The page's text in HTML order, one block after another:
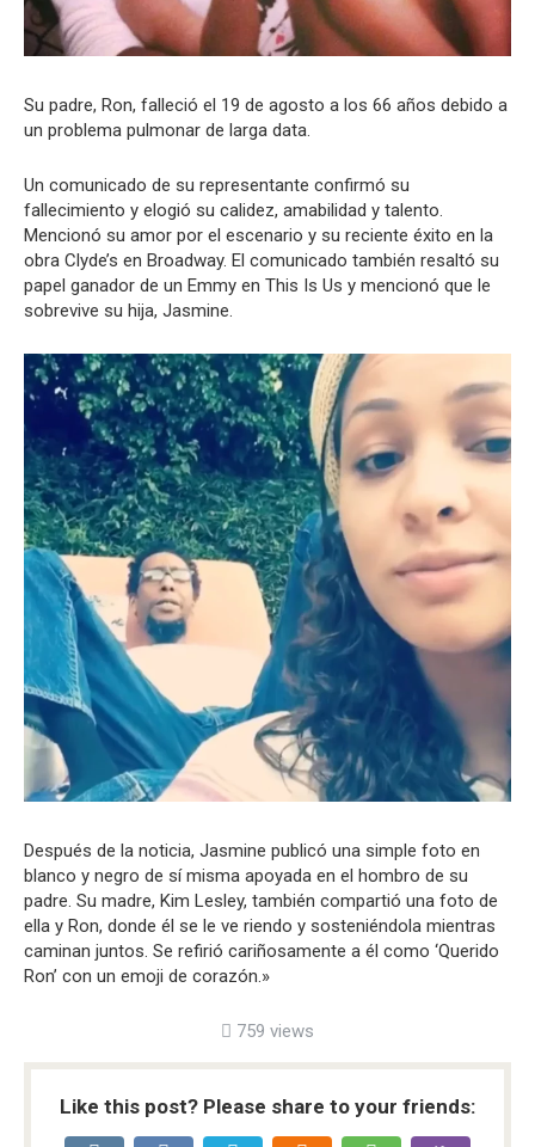
Su padre, Ron, falleció el 19 de agosto a los 66 años debido a
un problema pulmonar de larga data.
Un comunicado de su representante confirmó su
fallecimiento y elogió su calidez, amabilidad y talento.
Mencionó su amor por el escenario y su reciente éxito en la
obra Clyde’s en Broadway. El comunicado también resaltó su
papel ganador de un Emmy en This Is Us y mencionó que le
sobrevive su hija, Jasmine.
Después de la noticia, Jasmine publicó una simple foto en
blanco y negro de sí misma apoyada en el hombro de su
padre. Su madre, Kim Lesley, también compartió una foto de
ella y Ron, donde él se le ve riendo y sosteniéndola mientras
caminan juntos. Se refirió cariñosamente a él como ‘Querido
Ron’ con un emoji de corazón.»
759 views
Like this post? Please share to your friends: